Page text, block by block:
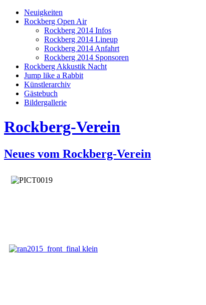
Neuigkeiten
Rockberg Open Air
Rockberg 2014 Infos
Rockberg 2014 Lineup
Rockberg 2014 Anfahrt
Rockberg 2014 Sponsoren
Rockberg Akkustik Nacht
Jump like a Rabbit
Künstlerarchiv
Gästebuch
Bildergallerie
Rockberg-Verein
Neues vom Rockberg-Verein